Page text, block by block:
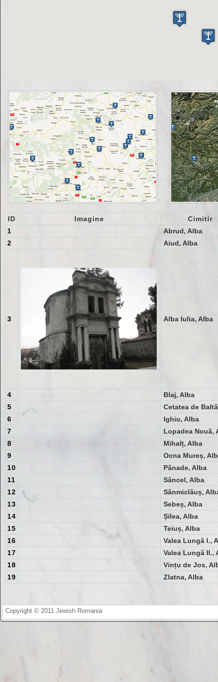
ID Imagine
Cimitir
1
Abrud, Alba
2
Aiud, Alba
3 Alba Iulia, Alba
4
Blaj, Alba
5
Cetatea de
6
Ighiu, Alba
7
Lopadea Nouă,
8
Mihalț, Alba
9
Ocna Mureș,
10
Pănade, Alba
11
Sâncel, Alba
12
Sânmiclăuș,
13
Sebeș, Alba
14
Șilea, Alba
15
Teiuș, Alba
16
Valea Lungă I.,
17
Valea Lungă II.,
18
Vințu de Jos,
19
Zlatna, Alba
Copyright © 2011 Jewish Romania